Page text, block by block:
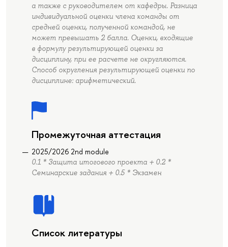
а также с руководителем от кафедры. Разница
индивидуальной оценки члена команды от
средней оценки, полученной командой, не
может превышать 2 балла. Оценки, входящие
в формулу результирующей оценки за
дисциплину, при ее расчете не округляются.
Способ округления результирующей оценки по
дисциплине: арифметический.
Промежуточная аттестация
2025/2026 2nd module
0.1 * Защита итогового проекта + 0.2 *
Семинарские задания + 0.5 * Экзамен
Список литературы